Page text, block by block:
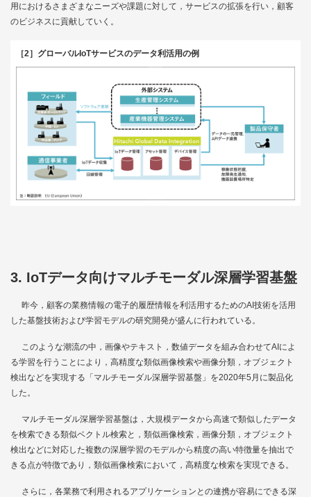
用におけるさまざまなニーズや課題に対して，サービスの拡張を行い，顧客
のビジネスに貢献していく。
［2］グローバルIoTサービスのデータ利活用の例
3. IoTデータ向けマルチモーダル深層学習基盤
昨今，顧客の業務情報の電子的履歴情報を利活用するためのAI技術を活用
した基盤技術および学習モデルの研究開発が盛んに行われている。
このような潮流の中，画像やテキスト，数値データを組み合わせてAIによ
る学習を行うことにより，高精度な類似画像検索や画像分類，オブジェクト
検出などを実現する「マルチモーダル深層学習基盤」を2020年5月に製品化
した。
マルチモーダル深層学習基盤は，大規模データから高速で類似したデータ
を検索できる類似ベクトル検索と，類似画像検索，画像分類，オブジェクト
検出などに対応した複数の深層学習のモデルから精度の高い特徴量を抽出で
きる点が特徴であり，類似画像検索において，高精度な検索を実現できる。
さらに，各業務で利用されるアプリケーションとの連携が容易にできる深